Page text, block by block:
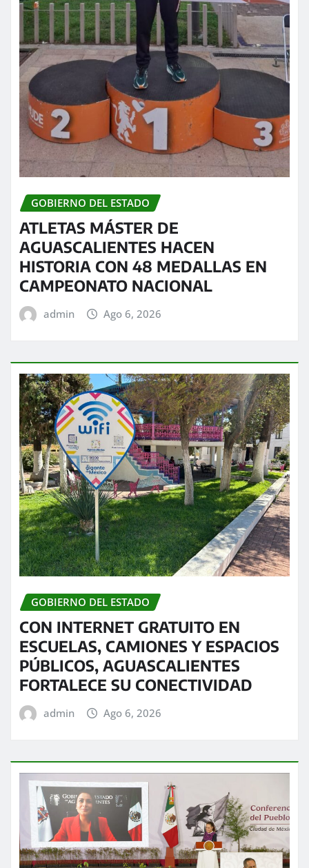
GOBIERNO DEL ESTADO
ATLETAS MÁSTER DE
AGUASCALIENTES HACEN
HISTORIA CON 48 MEDALLAS EN
CAMPEONATO NACIONAL
admin Ago 6, 2026
GOBIERNO DEL ESTADO
CON INTERNET GRATUITO EN
ESCUELAS, CAMIONES Y ESPACIOS
PÚBLICOS, AGUASCALIENTES
FORTALECE SU CONECTIVIDAD
admin Ago 6, 2026